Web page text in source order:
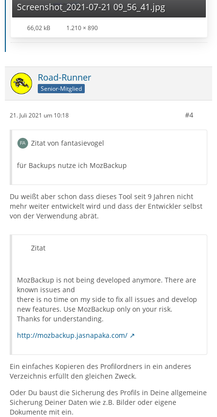
Screenshot_2021-07-21 09_56_41.jpg
66,02 kB 1.210 × 890
Road-Runner
Senior-Mitglied
21. Juli 2021 um 10:18 #4
Zitat von fantasievogel
für Backups nutze ich MozBackup
Du weißt aber schon dass dieses Tool seit 9 Jahren nicht
mehr weiter entwickelt wird und dass der Entwickler selbst
von der Verwendung abrät.
Zitat
MozBackup is not being developed anymore. There are
known issues and
there is no time on my side to fix all issues and develop
new features. Use MozBackup only on your risk.
Thanks for understanding.
http://mozbackup.jasnapaka.com/
Ein einfaches Kopieren des Profilordners in ein anderes
Verzeichnis erfüllt den gleichen Zweck.
Oder Du baust die Sicherung des Profils in Deine allgemeine
Sicherung Deiner Daten wie z.B. Bilder oder eigene
Dokumente mit ein.